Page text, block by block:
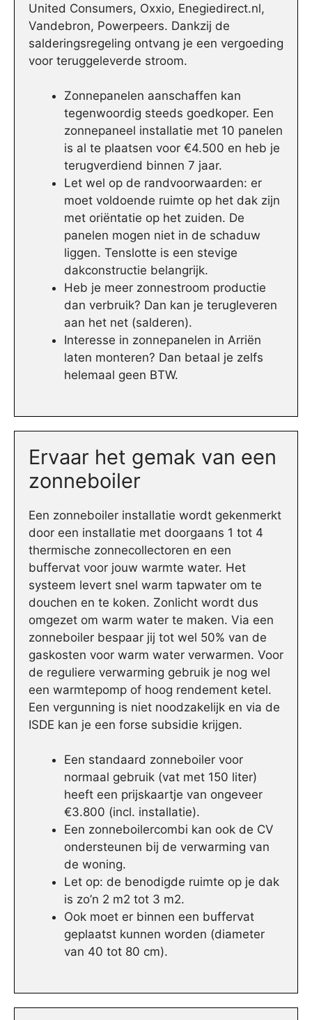
United Consumers, Oxxio, Enegiedirect.nl,
Vandebron, Powerpeers. Dankzij de
salderingsregeling ontvang je een vergoeding
voor teruggeleverde stroom.
Zonnepanelen aanschaffen kan
tegenwoordig steeds goedkoper. Een
zonnepaneel installatie met 10 panelen
is al te plaatsen voor €4.500 en heb je
terugverdiend binnen 7 jaar.
Let wel op de randvoorwaarden: er
moet voldoende ruimte op het dak zijn
met oriëntatie op het zuiden. De
panelen mogen niet in de schaduw
liggen. Tenslotte is een stevige
dakconstructie belangrijk.
Heb je meer zonnestroom productie
dan verbruik? Dan kan je terugleveren
aan het net (salderen).
Interesse in zonnepanelen in Arriën
laten monteren? Dan betaal je zelfs
helemaal geen BTW.
Ervaar het gemak van een
zonneboiler
Een zonneboiler installatie wordt gekenmerkt
door een installatie met doorgaans 1 tot 4
thermische zonnecollectoren en een
buffervat voor jouw warmte water. Het
systeem levert snel warm tapwater om te
douchen en te koken. Zonlicht wordt dus
omgezet om warm water te maken. Via een
zonneboiler bespaar jij tot wel 50% van de
gaskosten voor warm water verwarmen. Voor
de reguliere verwarming gebruik je nog wel
een warmtepomp of hoog rendement ketel.
Een vergunning is niet noodzakelijk en via de
ISDE kan je een forse subsidie krijgen.
Een standaard zonneboiler voor
normaal gebruik (vat met 150 liter)
heeft een prijskaartje van ongeveer
€3.800 (incl. installatie).
Een zonneboilercombi kan ook de CV
ondersteunen bij de verwarming van
de woning.
Let op: de benodigde ruimte op je dak
is zo’n 2 m2 tot 3 m2.
Ook moet er binnen een buffervat
geplaatst kunnen worden (diameter
van 40 tot 80 cm).